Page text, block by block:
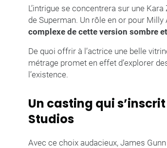
L’intrigue se concentrera sur une
de Superman. Un rôle en or pour Milly
complexe de cette version sombre
De quoi offrir à l’actrice une belle
métrage promet en effet d’explorer
l’existence.
Un casting qui
Studios
Avec ce choix audacieux, James